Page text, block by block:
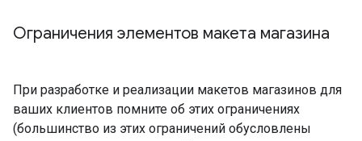
Ограничения элементов макета магазина
При разработке и реализации макетов магазинов для
ваших клиентов помните об этих ограничениях
(большинство из этих ограничений обусловлены